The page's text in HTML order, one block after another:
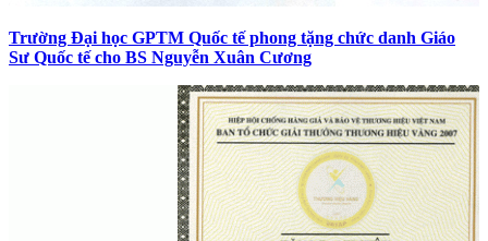
Trường Đại học GPTM Quốc tế phong tặng chức danh Giáo
Sư Quốc tế cho BS Nguyễn Xuân Cương